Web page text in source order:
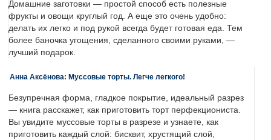
Домашние заготовки — простой способ есть полезные
фрукты и овощи круглый год. А еще это очень удобно:
делать их легко и под рукой всегда будет готовая еда. Тем
более баночка угощения, сделанного своими руками, —
лучший подарок.
Анна Аксёнова: Муссовые торты. Легче легкого!
Безупречная форма, гладкое покрытие, идеальный разрез
— книга расскажет, как приготовить торт перфекциониста.
Вы увидите муссовые торты в разрезе и узнаете, как
приготовить каждый слой: бисквит, хрустящий слой,